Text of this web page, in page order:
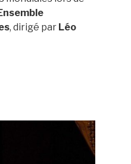
, dirigé par Léo